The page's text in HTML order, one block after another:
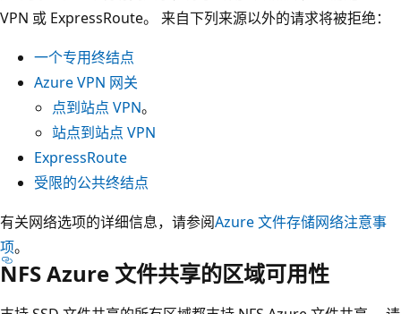
VPN 或 ExpressRoute。 来自下列来源以外的请求将被拒绝：
一个专用终结点
Azure VPN 网关
点到站点 VPN。
站点到站点 VPN
ExpressRoute
受限的公共终结点
有关网络选项的详细信息，请参阅Azure 文件存储网络注意事
项。
NFS Azure 文件共享的区域可用性